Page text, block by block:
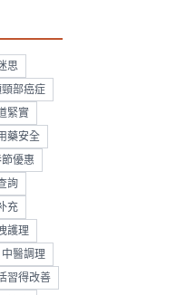
思
頸部癌症
緊實
藥安全
節優惠
詢
充
護理
中醫調理
習得改善